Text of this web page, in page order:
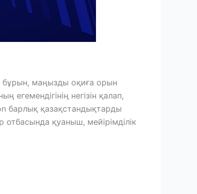
бұрын, маңызды оқиға орын
негізін қалап,
барлық қазақстандықтарды
қуаныш, мейірімділік